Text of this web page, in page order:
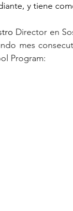
y tiene
Director en
mes
Program: